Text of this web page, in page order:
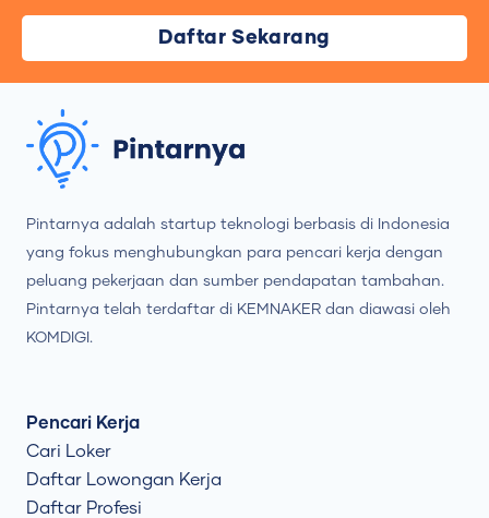
Daftar Sekarang
Pintarnya adalah startup teknologi berbasis di Indonesia
yang fokus menghubungkan para pencari kerja dengan
peluang pekerjaan dan sumber pendapatan tambahan.
Pintarnya telah terdaftar di KEMNAKER dan diawasi oleh
KOMDIGI.
Pencari Kerja
Cari Loker
Daftar Lowongan Kerja
Daftar Profesi